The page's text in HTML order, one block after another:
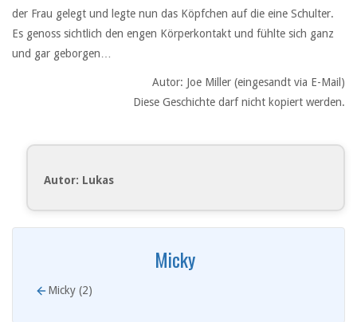
der Frau gelegt und legte nun das Köpfchen auf die eine Schulter.
Es genoss sichtlich den engen Körperkontakt und fühlte sich ganz
und gar geborgen…
Autor: Joe Miller (eingesandt via E-Mail)
Diese Geschichte darf nicht kopiert werden.
Autor: Lukas
Micky
Micky (2)